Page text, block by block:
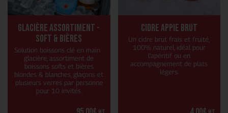
Glacière assortiment -
Soft & Bières
Solution boissons clé en main :
glacière, assortiment de
boissons softs et bières
blondes & blanches, glaçons et
plusieurs verres par personne
pour 10 invités.
Cidre Appie brut
Un cidre brut frais et fruité,
100% naturel, idéal pour
l’apéritif ou en
accompagnement de plats
légers.